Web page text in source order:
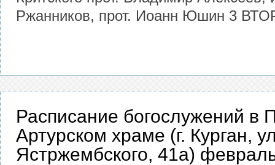
Ржанников, прот. Иоанн Юшин 3
Расписание богослужений в
Артурском храме (г. Курган,
Ястржембского, 41а)